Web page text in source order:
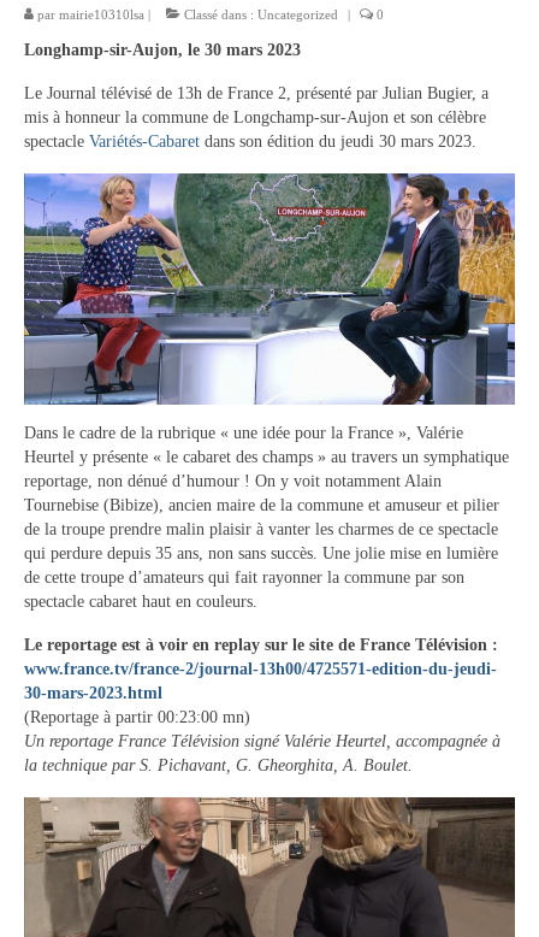
Accès / Transports
Hébergement
Services publics
Formalités administratives
Santé
Qualité de l’eau
Téléphonie mobile / Internet
Affouages
Location de salles
Services funéraires
Vie municipale
Le Conseil municipal de Longchamp-sur-
Aujon
Les réunions du Conseil municipal
Les réunions du Conseil communautaire
(CCRB)
Budget communal & fiscalité
par mairie10310lsa Classé dans : Uncategorized 0
Longhamp-sir-Aujon, le 30 mars 2023
Le Journal télévisé de 13h de France 2, présenté par Julian Bugier, a
mis à honneur la commune de Longchamp-sur-Aujon et son célèbre
spectacle Variétés-Cabaret dans son édition du jeudi 30 mars 2023.
Dans le cadre de la rubrique « une idée pour la France », Valérie
Heurtel y présente « le cabaret des champs » au travers un symphatique
reportage, non dénué d’humour ! On y voit notamment Alain
Tournebise (Bibize), ancien maire de la commune et amuseur et pilier
de la troupe prendre malin plaisir à vanter les charmes de ce spectacle
qui perdure depuis 35 ans, non sans succès. Une jolie mise en lumière
de cette troupe d’amateurs qui fait rayonner la commune par son
spectacle cabaret haut en couleurs.
Le reportage est à voir en replay sur le site de France Télévision :
www.france.tv/france-2/journal-13h00/4725571-edition-du-jeudi-
30-mars-2023.html
(Reportage à partir 00:23:00 mn)
Un reportage France Télévision signé Valérie Heurtel, accompagnée à
la technique par S. Pichavant, G. Gheorghita, A. Boulet.